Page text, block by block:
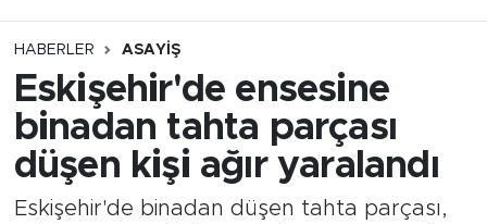
HABERLER ASAYIŞ
Eskişehir'de ensesine
binadan tahta parçası
düşen kişi ağır yaralandı
Eskişehir'de binadan düşen tahta parçası,
Asayiş
Siyaset
Spor
Sağlık
Hava Durumu
Trafik Durumu
Süper Lig Puan Durumu ve Fikstür
Tüm Manşetler